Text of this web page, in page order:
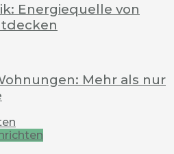
Energiequelle von
Mehr als nur